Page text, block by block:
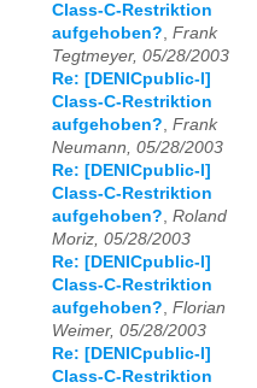
Class-C-Restriktion
aufgehoben?, Frank
Tegtmeyer, 05/28/2003
Re: [DENICpublic-l]
Class-C-Restriktion
aufgehoben?, Frank
Neumann, 05/28/2003
Re: [DENICpublic-l]
Class-C-Restriktion
aufgehoben?, Roland
Moriz, 05/28/2003
Re: [DENICpublic-l]
Class-C-Restriktion
aufgehoben?, Florian
Weimer, 05/28/2003
Re: [DENICpublic-l]
Class-C-Restriktion